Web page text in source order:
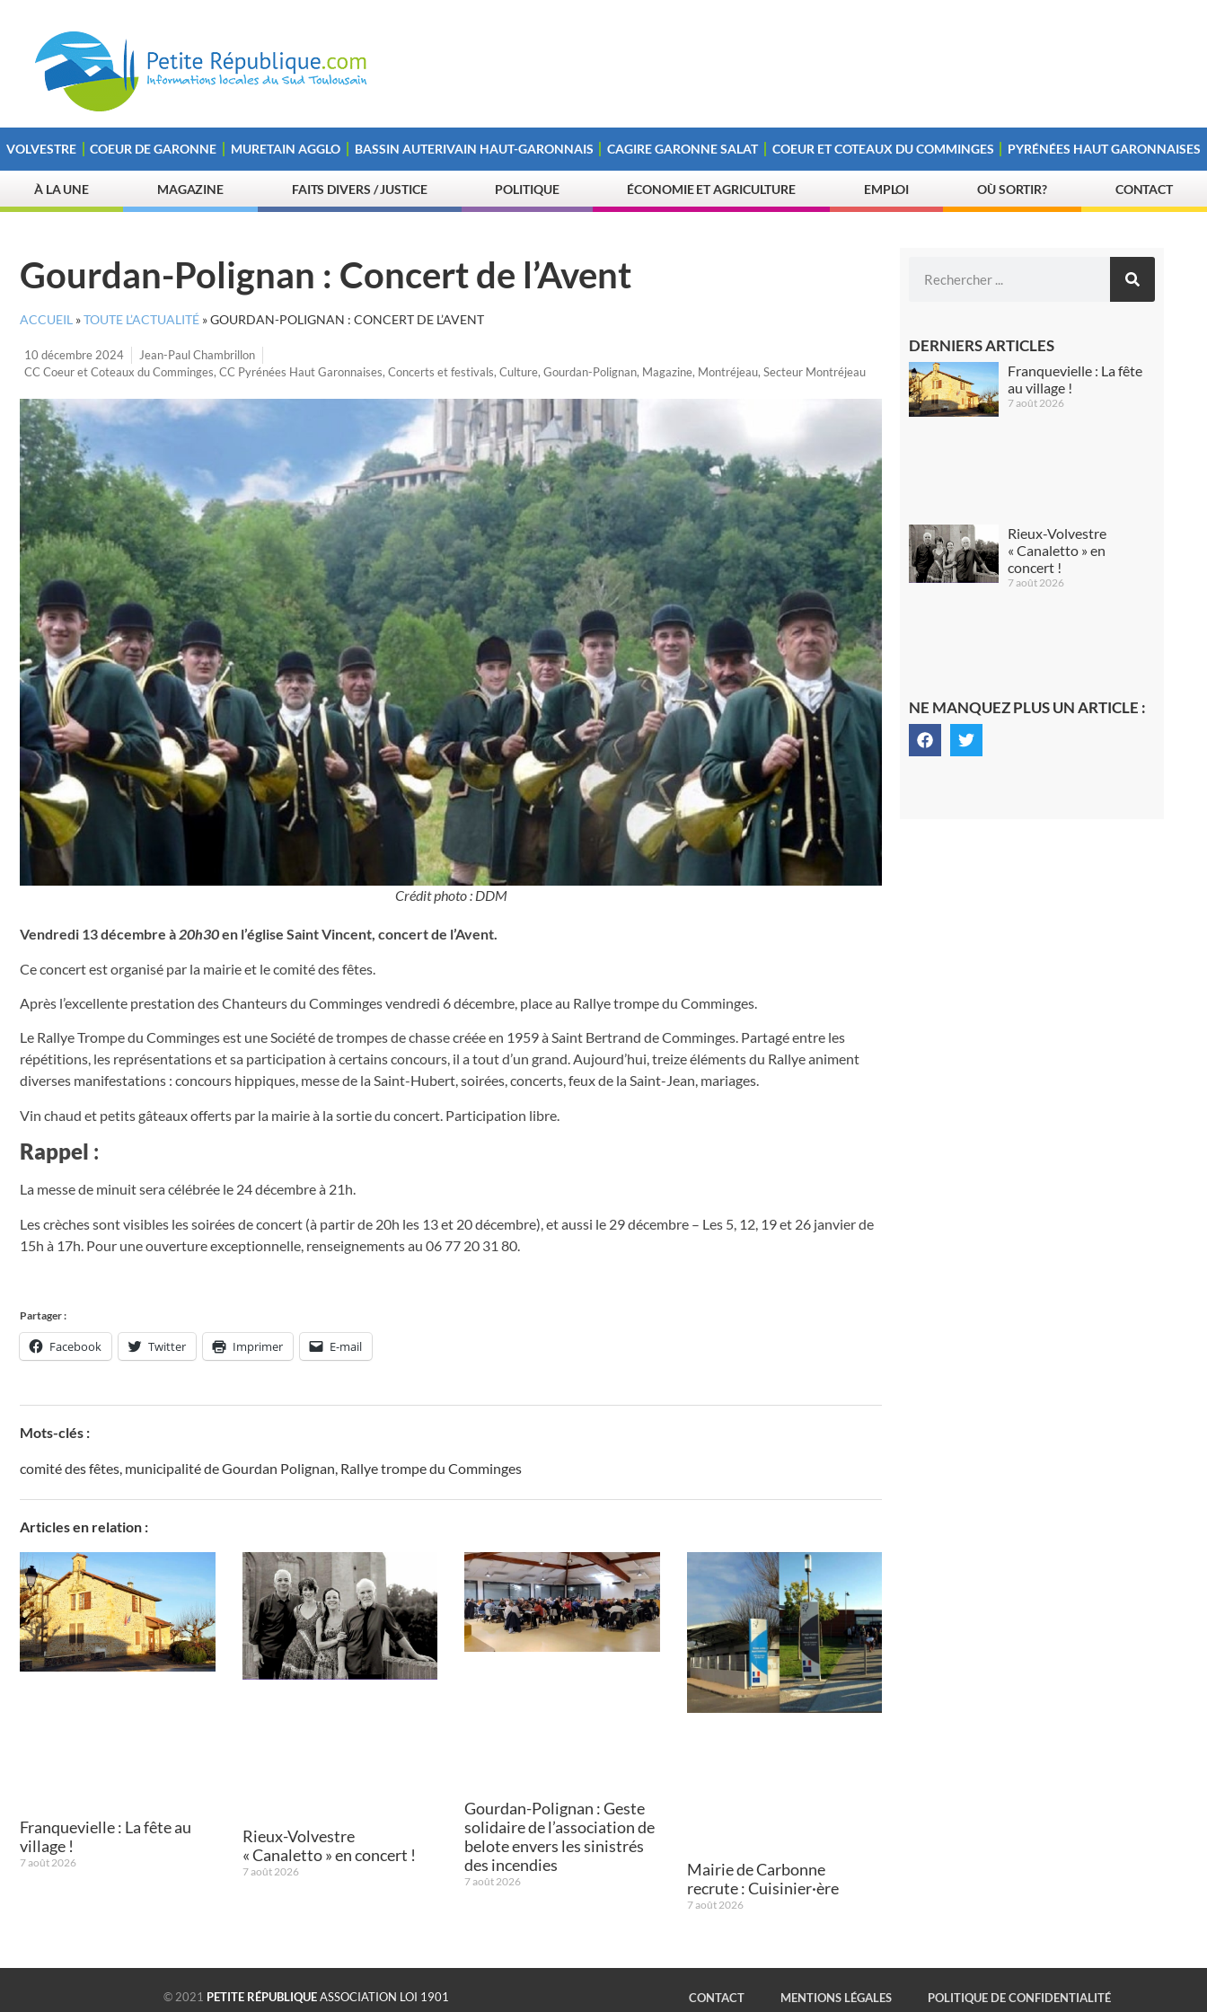
VOLVESTRE COEUR DE GARONNE MURETAIN AGGLO BASSIN AUTERIVAIN HAUT-GARONNAIS CAGIRE GARONNE SALAT COEUR ET COTEAUX DU COMMINGES PYRÉNÉES HAUT GARONNAISES
À LA UNE MAGAZINE FAITS DIVERS / JUSTICE POLITIQUE ÉCONOMIE ET AGRICULTURE EMPLOI OÙ SORTIR? CONTACT
Gourdan-Polignan : Concert de l’Avent
ACCUEIL »TOUTE L’ACTUALITÉ »GOURDAN-POLIGNAN : CONCERT DE L’AVENT
10 décembre 2024
Jean-Paul Chambrillon
CC Coeur et Coteaux du Comminges, CC Pyrénées Haut Garonnaises, Concerts et festivals, Culture, Gourdan-Polignan, Magazine, Montréjeau, Secteur Montréjeau
Crédit photo : DDM
Vendredi 13 décembre à20h30en l’église Saint Vincent, concert de l’Avent.
Ce concert est organisé par la mairie et le comité des fêtes.
Après l’excellente prestation des Chanteurs du Comminges vendredi 6 décembre, place au Rallye trompe du Comminges.
Le Rallye Trompe du Comminges est une Société de trompes de chasse créée en 1959 à Saint Bertrand de Comminges. Partagé entre les
répétitions, les représentations et sa participation à certains concours, il a tout d’un grand. Aujourd’hui, treize éléments du Rallye animent
diverses manifestations : concours hippiques, messe de la Saint-Hubert, soirées, concerts, feux de la Saint-Jean, mariages.
Vin chaud et petits gâteaux offerts par la mairie à la sortie du concert. Participation libre.
Rappel :
La messe de minuit sera célébrée le 24 décembre à 21h.
Les crèches sont visibles les soirées de concert (à partir de 20h les 13 et 20 décembre), et aussi le 29 décembre – Les 5, 12, 19 et 26 janvier de
15h à 17h. Pour une ouverture exceptionnelle, renseignements au 06 77 20 31 80.
Partager :
Facebook Twitter Imprimer E-mail
Mots-clés :
comité des fêtes, municipalité de Gourdan Polignan, Rallye trompe du Comminges
Articles en relation :
Franquevielle : La fête au
village !
7 août 2026
Rieux-Volvestre
« Canaletto » en concert !
7 août 2026
Gourdan-Polignan : Geste
solidaire de l’association de
belote envers les sinistrés
des incendies
7 août 2026
Mairie de Carbonne
recrute : Cuisinier·ère
7 août 2026
DERNIERS ARTICLES
Franquevielle : La fête
au village !
7 août 2026
Rieux-Volvestre
« Canaletto » en
concert !
7 août 2026
NE MANQUEZ PLUS UN ARTICLE :
© 2021 PETITE RÉPUBLIQUEASSOCIATION LOI 1901 CONTACT MENTIONS LÉGALES POLITIQUE DE CONFIDENTIALITÉ